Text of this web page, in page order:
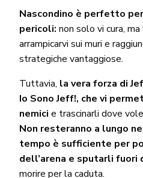
Nascondino è perfetto
pericoli: non solo vi cura,
arrampicarvi sui muri e
strategiche vantaggiose.
Tuttavia, la vera forza di
Io Sono Jeff!, che vi
nemici e trascinarli dove
Non resteranno a lungo
tempo è sufficiente per
dell’arena e sputarli fuori
morire per la caduta.